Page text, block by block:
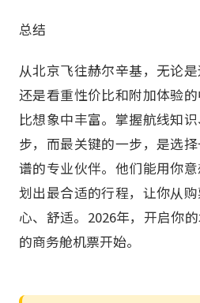
总结
从北京飞往赫尔辛基，无论是
还是看重性价比和附加体验
比想象中丰富。掌握航线知
步，而最关键的一步，是选
谱的专业伙伴。他们能用你
划出最合适的行程，让你从
心、舒适。2026年，开启你
的商务舱机票开始。